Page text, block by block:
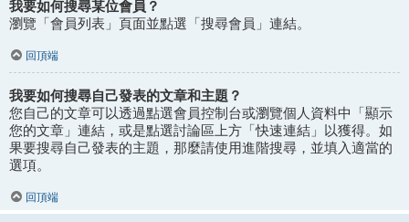
我要如何搜尋某位會員？
瀏覽「會員列表」頁面並點選「搜尋會員」連結。
回頂端
我要如何搜尋自己發表的文章和主題？
您自己的文章可以透過點選會員控制台或瀏覽個人資料中「顯示
您的文章」連結，或是點選討論區上方「快速連結」以獲得。如
果要搜尋自己發表的主題，那麼請使用進階搜尋，並填入適當的
選項。
回頂端